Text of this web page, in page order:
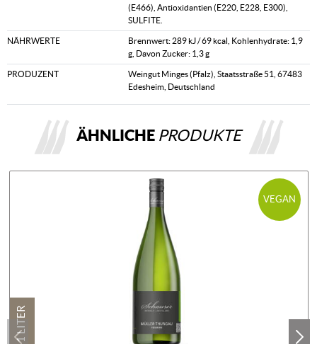
(E466), Antioxidantien (E220, E228, E300),
SULFITE.
NÄHRWERTE
Brennwert: 289 kJ / 69 kcal, Kohlenhydrate: 1,9
g, Davon Zucker: 1,3 g
PRODUZENT
Weingut Minges (Pfalz), Staatsstraße 51, 67483
Edesheim, Deutschland
ÄHNLICHE PRODUKTE
VEGAN
1 LITER